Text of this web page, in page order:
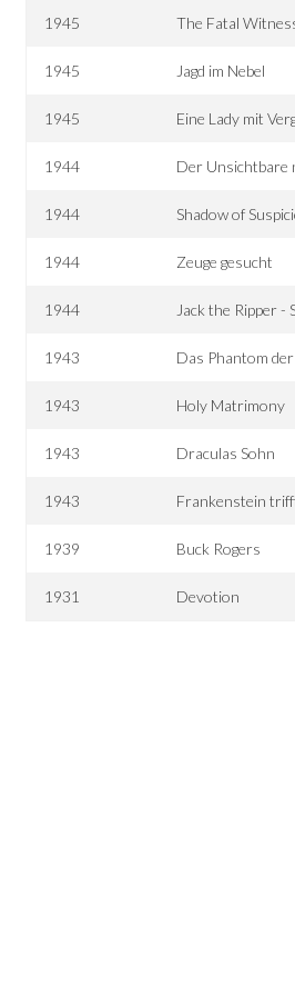
1945 The Fatal
1945 Jagd im Nebel
1945 Eine Lady mit
1944 Der Unsichtbare
1944 Shadow of
1944 Zeuge gesucht
1944 Jack the Ripper -
1943 Das Phantom
1943 Holy Matrimony
1943 Draculas Sohn
1943 Frankenstein
1939 Buck Rogers
1931 Devotion